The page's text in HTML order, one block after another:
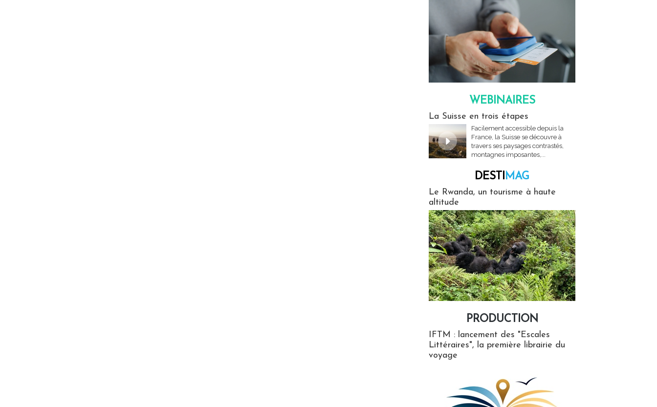
WEBINAIRES
La Suisse en trois étapes
Facilement accessible depuis la
France, la Suisse se découvre à
travers ses paysages contrastés,
montagnes imposantes,...
DESTIMAG
Le Rwanda, un tourisme à haute
altitude
PRODUCTION
IFTM : lancement des "Escales
Littéraires", la première librairie du
voyage